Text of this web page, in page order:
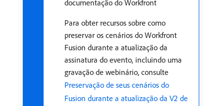
documentação do Workfront
Para obter recursos sobre como
preservar os cenários do Workfront
Fusion durante a atualização da
assinatura do evento, incluindo uma
gravação de webinário, consulte
Preservação de seus cenários do
Fusion durante a atualização da V2 de